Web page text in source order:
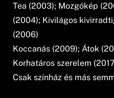
Tea (2003); Mozgókép
(2004); Kivilágos
(2006)
Koccanás (2009); Átok
Korhatáros szerelem
Csak színház és más